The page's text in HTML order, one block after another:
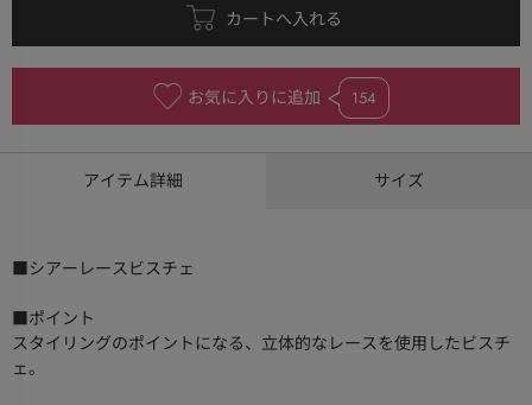
お気に入りに追加 154
アイテム詳細 サイズ
■シアーレースビスチェ
■ポイント
スタイリングのポイントになる、立体的なレースを使用したビスチ
ェ。